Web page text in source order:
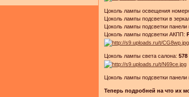
Цоколь лампы освещения
Цоколь лампы подсветки в
Цоколь лампы подсветки панели
Цоколь лампы подсветки АКПП:
Цоколь лампы света салона:578
Цоколь лампы подсветки панели
Теперь подробней на что их